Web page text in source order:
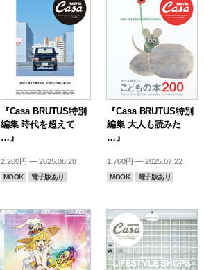
『Casa BRUTUS特別
編集 時代を超えて
…』
2,200円 — 2025.08.28
MOOK 電子版あり
『Casa BRUTUS特別
編集 大人も読みた
…』
1,760円 — 2025.07.22
MOOK 電子版あり